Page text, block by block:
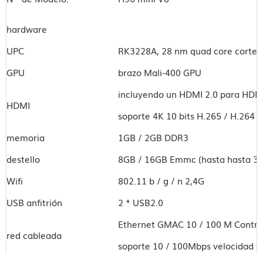
hardware
UPC
RK3228A, 28 nm quad core
GPU
brazo Mali-400 GPU
HDMI
incluyendo un HDMI 2.0 para
soporte 4K 10 bits H.265 / H.264
memoria
1GB / 2GB DDR3
destello
8GB / 16GB Emmc (hasta hasta
Wifi
802.11 b / g / n 2,4G
USB anfitrión
2 * USB2.0
red cableada
Ethernet GMAC 10 / 100 M
soporte 10 / 100Mbps velocidad